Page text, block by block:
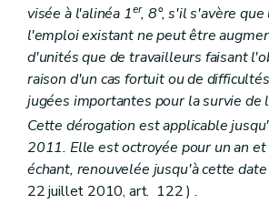
visée à l'alinéa 1er, 8°, s'il s'avère
l'emploi existant ne peut être
d'unités que de travailleurs faisant
raison d'un cas fortuit ou de
jugées importantes pour la survie de
Cette dérogation est applicable
2011. Elle est octroyée pour un an
échant, renouvelée jusqu'à cette date
22 juillet 2010, art. 122 ) .